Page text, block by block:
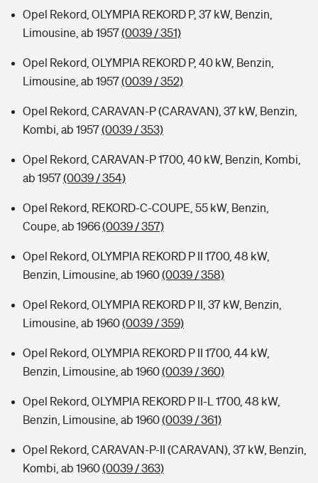
Opel Rekord, OLYMPIA REKORD P, 37 kW, Benzin,
Limousine, ab 1957(0039 / 351)
Opel Rekord, OLYMPIA REKORD P, 40 kW, Benzin,
Limousine, ab 1957(0039 / 352)
Opel Rekord, CARAVAN-P (CARAVAN), 37 kW, Benzin,
Kombi, ab 1957(0039 / 353)
Opel Rekord, CARAVAN-P 1700, 40 kW, Benzin, Kombi,
ab 1957(0039 / 354)
Opel Rekord, REKORD-C-COUPE, 55 kW, Benzin,
Coupe, ab 1966(0039 / 357)
Opel Rekord, OLYMPIA REKORD P II 1700, 48 kW,
Benzin, Limousine, ab 1960(0039 / 358)
Opel Rekord, OLYMPIA REKORD P II, 37 kW, Benzin,
Limousine, ab 1960(0039 / 359)
Opel Rekord, OLYMPIA REKORD P II 1700, 44 kW,
Benzin, Limousine, ab 1960(0039 / 360)
Opel Rekord, OLYMPIA REKORD P II-L 1700, 48 kW,
Benzin, Limousine, ab 1960(0039 / 361)
Opel Rekord, CARAVAN-P-II (CARAVAN), 37 kW, Benzin,
Kombi, ab 1960(0039 / 363)